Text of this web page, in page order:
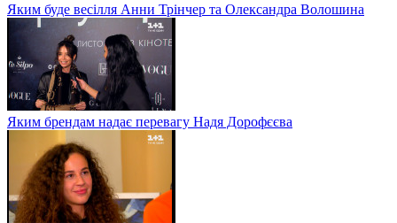
Яким буде весілля Анни Трінчер та Олександра Волошина
Яким брендам надає перевагу Надя Дорофєєва